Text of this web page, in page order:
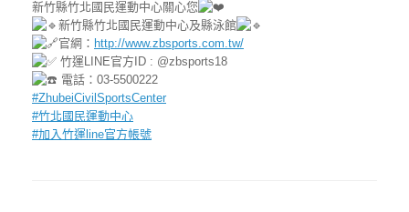
新竹縣竹北國民運動中心關心您
新竹縣竹北國民運動中心及縣泳館
官網： http://www.zbsports.com.tw/
竹運LINE官方ID : @zbsports18
電話：03-5500222
#ZhubeiCivilSportsCenter
#竹北國民運動中心
#加入竹運line官方帳號